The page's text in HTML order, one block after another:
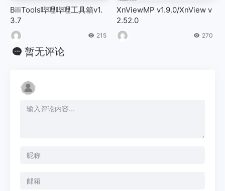
BiliTools哔哩哔哩工具箱v1.
3.7
215
XnViewMP v1.9.0/XnView v
2.52.0
270
暂无评论